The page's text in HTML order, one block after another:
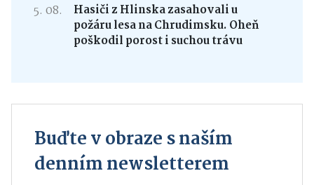
5. 08.
Hasiči z Hlinska zasahovali u
požáru lesa na Chrudimsku. Oheň
poškodil porost i suchou trávu
Buďte v obraze s naším
denním newsletterem